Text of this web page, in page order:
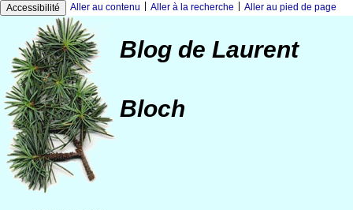
Accessibilité Aller au contenu Aller à la recherche Aller au pied de page
Blog de Laurent
Bloch